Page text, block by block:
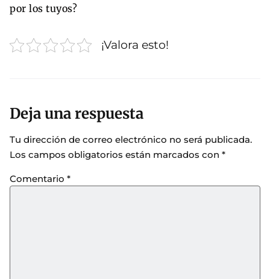
por los tuyos?
¡Valora esto!
Deja una respuesta
Tu dirección de correo electrónico no será publicada.
Los campos obligatorios están marcados con *
Comentario *